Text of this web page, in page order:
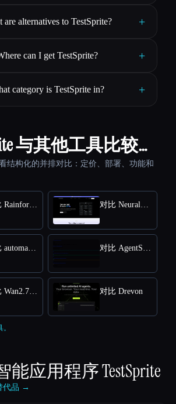
are alternatives to TestSprite? +
can I get TestSprite? +
category is TestSprite in? +
与其他工具比较…
结构化的并排对比：定价、部署、功能和
对比 Rainforest QA 对比 NeuralTrust
对比 automatic crud api + ui generator 对比 AgentStamp
对比 Wan2.7 AI 对比 Drevon
能应用程序TestSprite
代品 →